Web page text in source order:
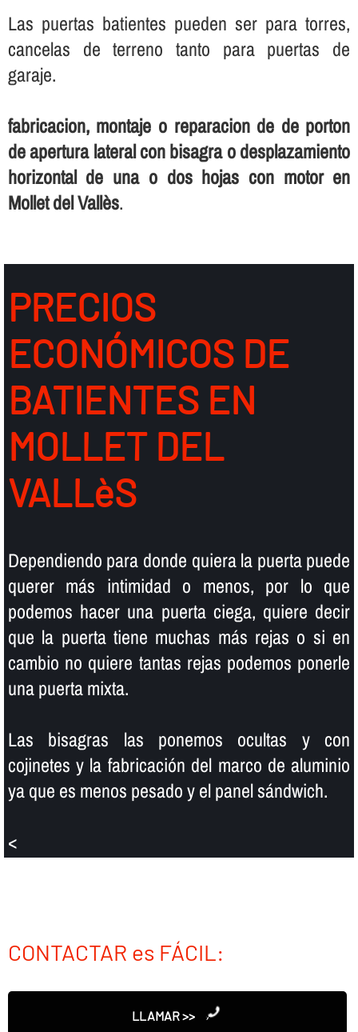
Las puertas batientes pueden ser para torres,
cancelas de terreno tanto para puertas de
garaje.
fabricacion, montaje o reparacion de de porton
de apertura lateral con bisagra o desplazamiento
horizontal de una o dos hojas con motor en
Mollet del Vallès.
PRECIOS
ECONÓMICOS DE
BATIENTES EN
MOLLET DEL
VALLèS
Dependiendo para donde quiera la puerta puede
querer más intimidad o menos, por lo que
podemos hacer una puerta ciega, quiere decir
que la puerta tiene muchas más rejas o si en
cambio no quiere tantas rejas podemos ponerle
una puerta mixta.
Las bisagras las ponemos ocultas y con
cojinetes y la fabricación del marco de aluminio
ya que es menos pesado y el panel sándwich.
<
CONTACTAR es FÁCIL:
LLAMAR >>